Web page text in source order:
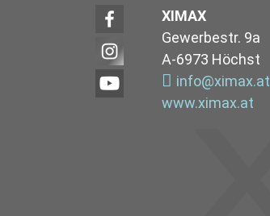
XIMAX
Gewerbestr. 9a
A-6973 Höchst
info@ximax.at
www.ximax.at